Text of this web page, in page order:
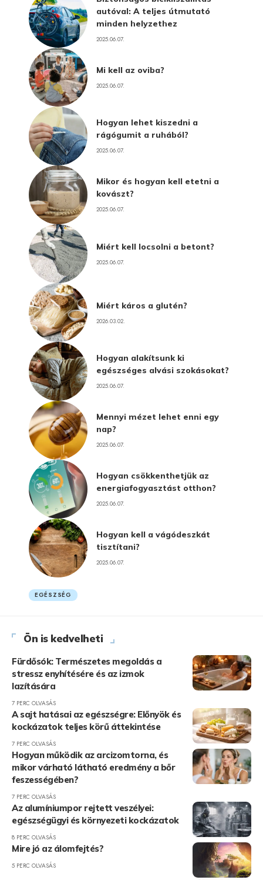
autóval: A teljes útmutató
minden helyzethez
2025.06.07.
Mi kell az oviba?
2025.06.07.
Hogyan lehet kiszedni a
rágógumit a ruhából?
2025.06.07.
Mikor és hogyan kell etetni a
kovászt?
2025.06.07.
Miért kell locsolni a betont?
2025.06.07.
Miért káros a glutén?
2026.03.02.
Hogyan alakítsunk ki
egészséges alvási szokásokat?
2025.06.07.
Mennyi mézet lehet enni egy
nap?
2025.06.07.
Hogyan csökkenthetjük az
energiafogyasztást otthon?
2025.06.07.
Hogyan kell a vágódeszkát
tisztítani?
2025.06.07.
EGÉSZSÉG
Ön is kedvelheti
Fürdősók: Természetes megoldás a
stressz enyhítésére és az izmok
lazítására
7 PERC OLVASÁS
A sajt hatásai az egészségre: Előnyök és
kockázatok teljes körű áttekintése
7 PERC OLVASÁS
Hogyan működik az arcizomtorna, és
mikor várható látható eredmény a bőr
feszességében?
7 PERC OLVASÁS
Az alumíniumpor rejtett veszélyei:
egészségügyi és környezeti kockázatok
8 PERC OLVASÁS
Mire jó az álomfejtés?
5 PERC OLVASÁS